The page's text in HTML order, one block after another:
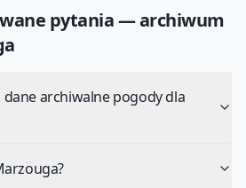
pytania — archiwum
archiwalne pogody dla